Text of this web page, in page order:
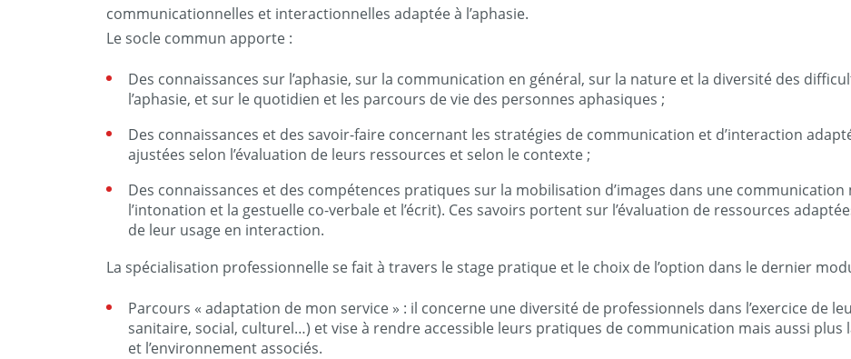
communicationnelles et interactionnelles adaptée à l’aphasie.
Le socle commun apporte :
Des connaissances sur l’aphasie, sur la communication en général, sur la nature et la diversité des
l’aphasie, et sur le quotidien et les parcours de vie des personnes aphasiques ;
Des connaissances et des savoir-faire concernant les stratégies de communication et d’interaction
ajustées selon l’évaluation de leurs ressources et selon le contexte ;
Des connaissances et des compétences pratiques sur la mobilisation d’images dans une
l’intonation et la gestuelle co-verbale et l’écrit). Ces savoirs portent sur l’évaluation de ressources
de leur usage en interaction.
La spécialisation professionnelle se fait à travers le stage pratique et le choix de l’option dans le dernier
Parcours « adaptation de mon service » : il concerne une diversité de professionnels dans l’exercice de
sanitaire, social, culturel…) et vise à rendre accessible leurs pratiques de communication mais aussi
et l’environnement associés.